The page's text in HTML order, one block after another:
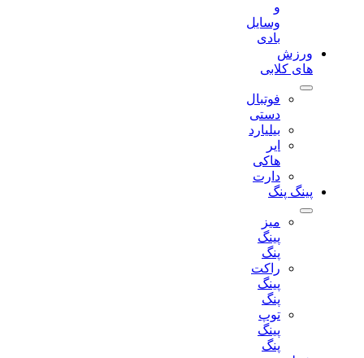
وسایل
ورزش
های کلابی
فوتبال
دستی
بیلیارد
دارت
پینگ پنگ
میز
راکت
توپ